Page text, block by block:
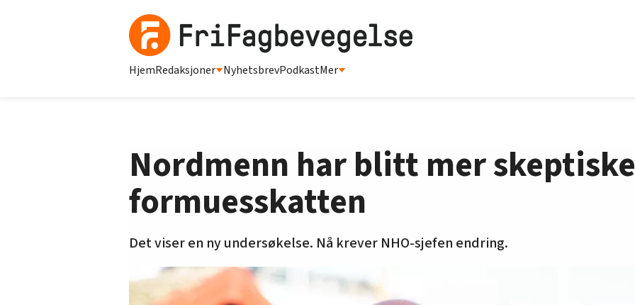
HjemRedaksjoner NyhetsbrevPodkastMer
Nordmenn har blitt mer
formuesskatten
Det viser en ny undersøkelse. Nå krever NHO-sjefen endring.